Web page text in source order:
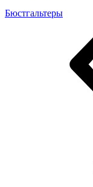
Бюстгальтеры